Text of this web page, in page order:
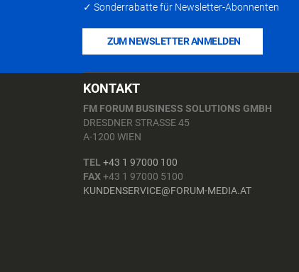
✓ Sonderrabatte für Newsletter-Abonnenten
ZUM NEWSLETTER ANMELDEN
KONTAKT
FM FORUM BUSINESS SOLUTIONS GMBH
DRESDNER STRASSE 45
A-1200 WIEN
TEL +43 1 97000 100
FAX+43 1 97000 5100
KUNDENSERVICE@FORUM-MEDIA.AT